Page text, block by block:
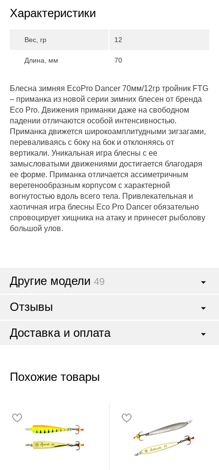
Характеристики
Вес, гр 12
Длина, мм 70
Блесна зимняя EcoPro Dancer 70мм/12гр тройник FTG
– приманка из новой серии зимних блесен от бренда
Eco Pro. Движения приманки даже на свободном
падении отличаются особой интенсивностью.
Приманка движется широкоамплитудными зигзагами,
переваливаясь с боку на бок и отклоняясь от
вертикали. Уникальная игра блесны с ее
замысловатыми движениями достигается благодаря
ее форме. Приманка отличается ассиметричным
веретенообразным корпусом с характерной
вогнутостью вдоль всего тела. Привлекательная и
хаотичная игра блесны Eco Pro Dancer обязательно
спровоцирует хищника на атаку и принесет рыболову
большой улов.
Другие модели 49
Отзывы
Доставка и оплата
Похожие товары